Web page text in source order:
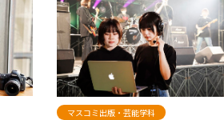
マスコミ出版・芸能学科